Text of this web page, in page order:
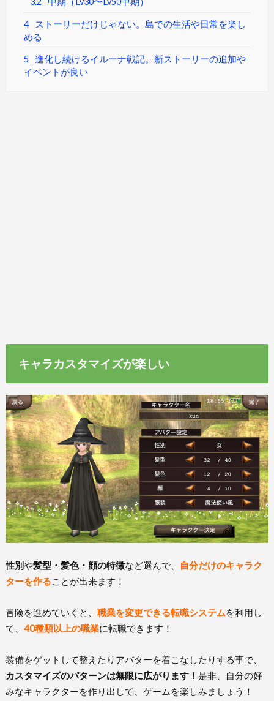
4
ストーリーだけじゃない。島での生活や日常を楽し
める
5 進化し続けるイルーナ戦記。新ストーリーの追加や
イベントが良い
キャラカスタマイズが楽しい
性別や髪型・髪色・顔の特徴など選んで、
自分だけのキャラク
ターを作ることが出来ます！
冒険を進めていくと、 職業を変更できる転職システムを利用し
て、 40種類以上の職業に転職できます！
装備をゲットして整えたりアバターを着こなしたりする事で、
カスタマイズのパターンは無限に広がります！ 是非、自分の好
みなキャラクターを作り出して、ゲームを楽しみましょう！